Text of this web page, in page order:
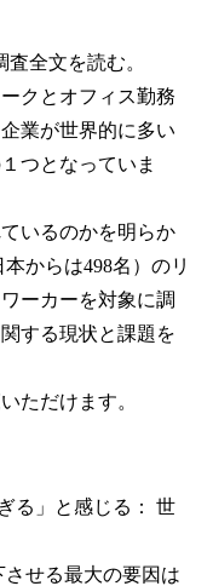
全文を読む。
クとオフィス勤務
業が世界的に多い
つとなっていま
いるのかを明らか
からは498名）のリ
ーカーを対象に調
する現状と課題を
ただけます。
る」と感じる： 世
せる最大の要因は